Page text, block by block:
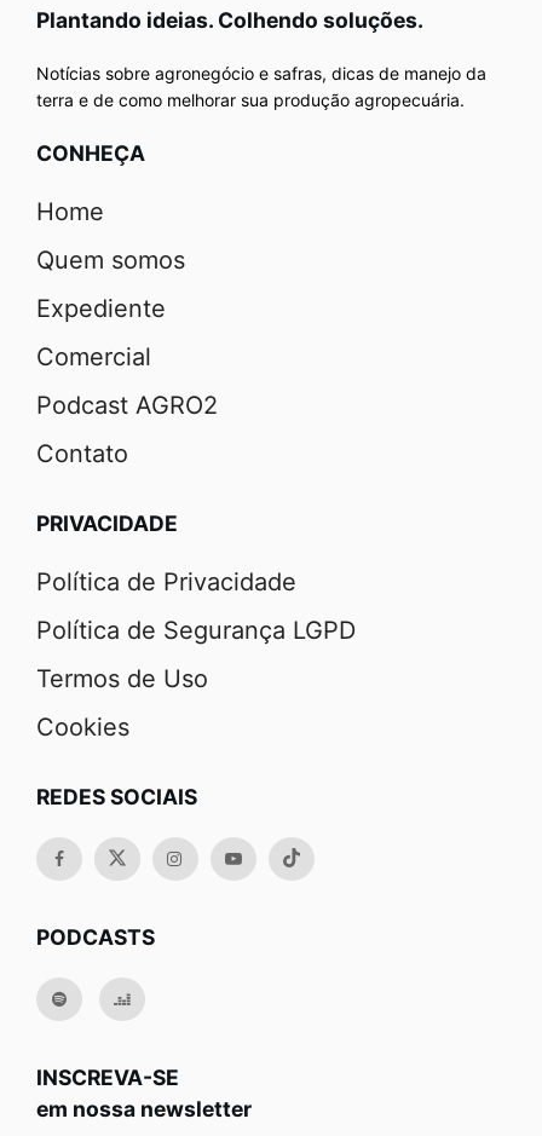
Plantando ideias. Colhendo soluções.
Notícias sobre agronegócio e safras, dicas de manejo da
terra e de como melhorar sua produção agropecuária.
CONHEÇA
Home
Quem somos
Expediente
Comercial
Podcast AGRO2
Contato
PRIVACIDADE
Política de Privacidade
Política de Segurança LGPD
Termos de Uso
Cookies
REDES SOCIAIS
PODCASTS
INSCREVA-SE
em nossa newsletter